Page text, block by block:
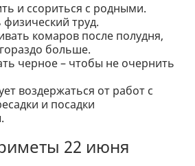
и ссориться с родными.
труд.
комаров после полудня,
больше.
черное – чтобы не очернить
воздержаться от работ с
и посадки
22 июня